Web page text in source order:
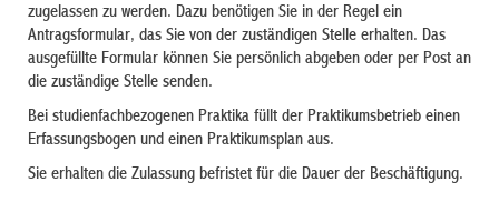
zugelassen zu werden. Dazu benötigen Sie in der Regel ein
Antragsformular, das Sie von der zuständigen Stelle erhalten. Das
ausgefüllte Formular können Sie persönlich abgeben oder per Post an
die zuständige Stelle senden.
Bei studienfachbezogenen Praktika füllt der Praktikumsbetrieb einen
Erfassungsbogen und einen Praktikumsplan aus.
Sie erhalten die Zulassung befristet für die Dauer der Beschäftigung.